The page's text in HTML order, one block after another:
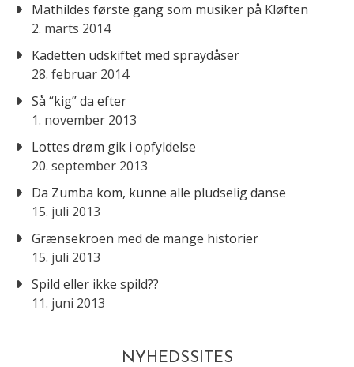
Mathildes første gang som musiker på Kløften
2. marts 2014
Kadetten udskiftet med spraydåser
28. februar 2014
Så “kig” da efter
1. november 2013
Lottes drøm gik i opfyldelse
20. september 2013
Da Zumba kom, kunne alle pludselig danse
15. juli 2013
Grænsekroen med de mange historier
15. juli 2013
Spild eller ikke spild??
11. juni 2013
NYHEDSSITES